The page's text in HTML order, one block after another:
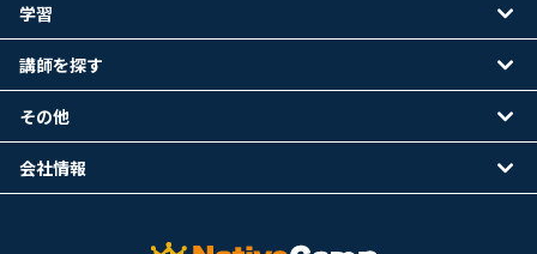
学習
講師を探す
その他
会社情報